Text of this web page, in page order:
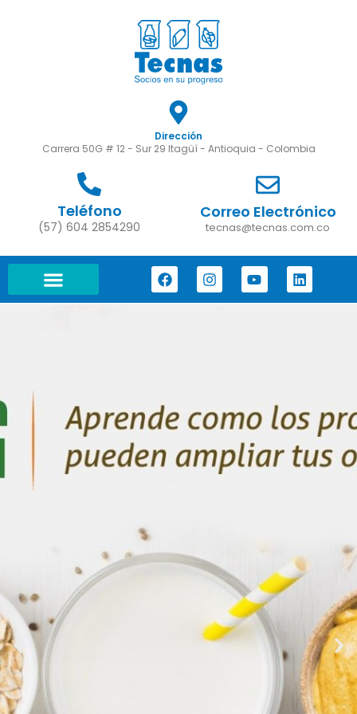
Dirección
Carrera 50G # 12 - Sur 29 Itagüí - Antioquia - Colombia
Teléfono
(57) 604 2854290
Correo Electrónico
tecnas@tecnas.com.co